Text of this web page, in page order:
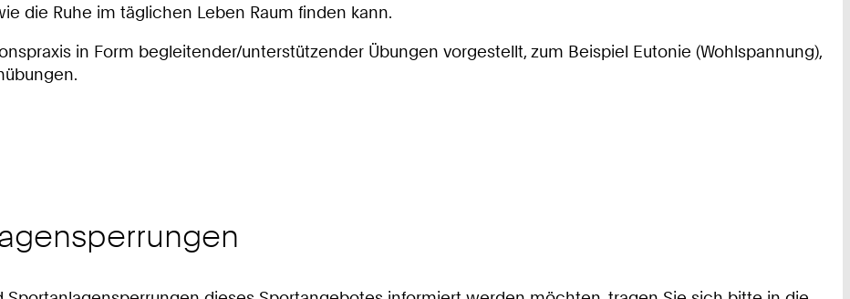
die Ruhe im täglichen Leben Raum finden kann.
in Form begleitender/unterstützender Übungen vorgestellt, zum Beispiel Eutonie (Wohlspannung),